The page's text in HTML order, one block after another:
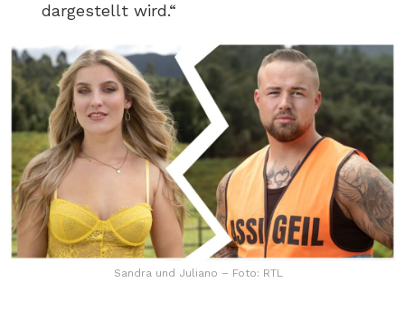
dargestellt wird.“
Sandra und Juliano – Foto: RTL